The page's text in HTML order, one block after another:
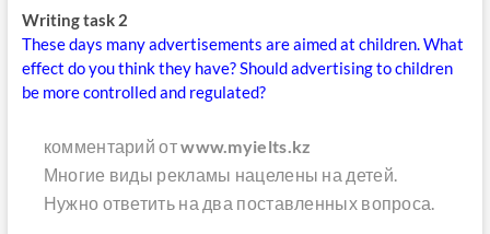
Writing task 2
These days many advertisements are aimed at children. What
effect do you think they have? Should advertising to children
be more controlled and regulated?
комментарий отwww.myielts.kz
Многие виды рекламы нацелены на детей.
Нужно ответить на два поставленных вопроса.